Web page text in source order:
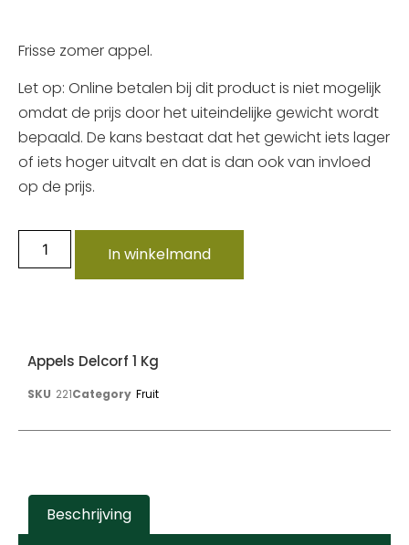
Frisse zomer appel.
Let op: Online betalen bij dit product is niet mogelijk
omdat de prijs door het uiteindelijke gewicht wordt
bepaald. De kans bestaat dat het gewicht iets lager
of iets hoger uitvalt en dat is dan ook van invloed
op de prijs.
In winkelmand
Appels Delcorf 1 Kg
SKU 221Category Fruit
Beschrijving